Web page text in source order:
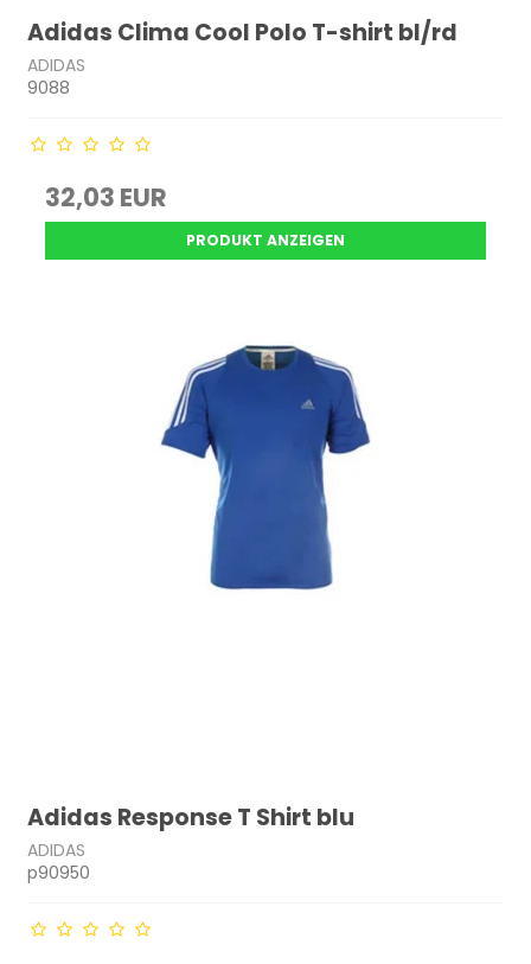
Adidas Clima Cool Polo T-shirt bl/rd
ADIDAS
9088
32,03 EUR
PRODUKT ANZEIGEN
Adidas Response T Shirt blu
ADIDAS
p90950